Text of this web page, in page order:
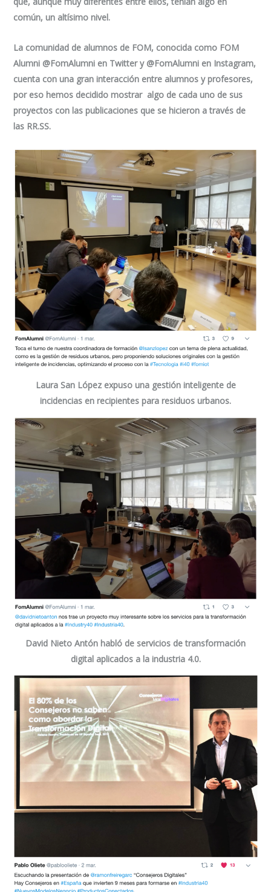
común, un altísimo nivel.
La comunidad de alumnos de FOM, conocida como FOM
Alumni @FomAlumni en Twitter y @FomAlumni en Instagram,
cuenta con una gran interacción entre alumnos y profesores,
por eso hemos decidido mostrar algo de cada uno de sus
proyectos con las publicaciones que se hicieron a través de
las RR.SS.
Laura San Lópezexpuso una gestión inteligente de
incidencias en recipientes para residuos urbanos.
David Nieto Antón habló de servicios de transformación
digital aplicados a la industria 4.0.